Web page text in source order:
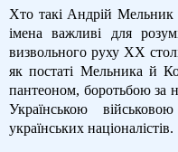
Хто такі Андрій
імена важливі для
визвольного руху ХХ
як постаті Мельника й
пантеоном, боротьбою за
Українською
українських націоналістів.